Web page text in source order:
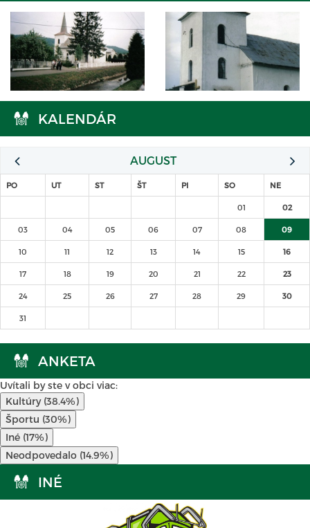
KALENDÁR
AUGUST
PO UT ST ŠT PI SO NE
01 02
03 04 05 06 07 08 09
10 11 12 13 14 15 16
17 18 19 20 21 22 23
24 25 26 27 28 29 30
31
ANKETA
Uvítali by ste v obci viac:
Kultúry (38.4%)
Športu (30%)
Iné (17%)
Neodpovedalo (14.9%)
INÉ